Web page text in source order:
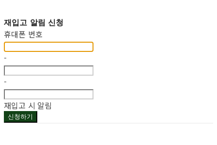
재입고 알림 신청
휴대폰 번호
-
-
재입고 시 알림
신청하기